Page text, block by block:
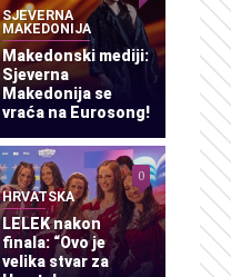
SJEVERNA
MAKEDONIJA
Makedonski mediji:
Sjeverna
Makedonija se
vraća na Eurosong!
HRVATSKA
LELEK nakon
finala: “Ovo je
velika stvar za
0